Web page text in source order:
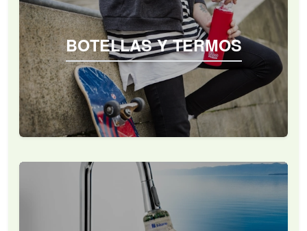
BOTELLAS Y TERMOS